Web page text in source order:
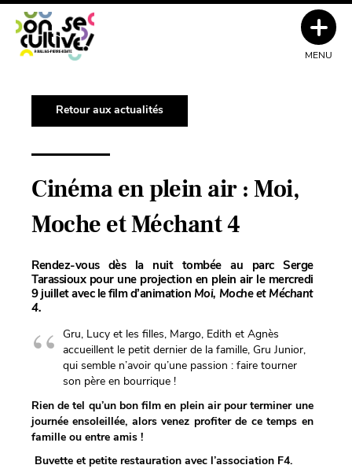
Retour aux actualités
Cinéma en plein air : Moi,
Moche et Méchant 4
Rendez-vous dès la nuit tombée au parc Serge
Tarassioux pour une projection en plein air le mercredi
9 juillet avec le film d’animation Moi, Moche et Méchant
4.
Gru, Lucy et les filles, Margo, Edith et Agnès
accueillent le petit dernier de la famille, Gru Junior,
qui semble n’avoir qu’une passion : faire tourner
son père en bourrique !
Rien de tel qu’un bon film en plein air pour terminer une
journée ensoleillée, alors venez profiter de ce temps en
famille ou entre amis !
Buvette et petite restauration avec l’association F4.
MENU